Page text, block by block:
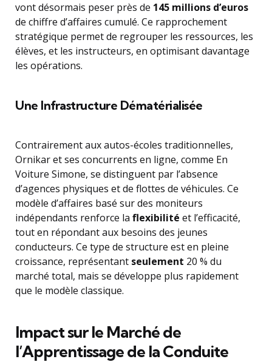
vont désormais peser près de 145 millions d’euros
de chiffre d’affaires cumulé. Ce rapprochement
stratégique permet de regrouper les ressources, les
élèves, et les instructeurs, en optimisant davantage
les opérations.
Une Infrastructure Dématérialisée
Contrairement aux autos-écoles traditionnelles,
Ornikar et ses concurrents en ligne, comme En
Voiture Simone, se distinguent par l’absence
d’agences physiques et de flottes de véhicules. Ce
modèle d’affaires basé sur des moniteurs
indépendants renforce la flexibilité et l’efficacité,
tout en répondant aux besoins des jeunes
conducteurs. Ce type de structure est en pleine
croissance, représentant seulement 20 % du
marché total, mais se développe plus rapidement
que le modèle classique.
Impact sur le Marché de
l’Apprentissage de la Conduite